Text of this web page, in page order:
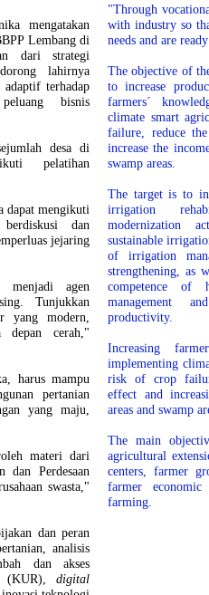
mengatakan
Lembang di
dari strategi
lahirnya
terhadap
bisnis
desa di
pelatihan
dapat mengikuti
dan
jejaring
menjadi agen
Tunjukkan
yang modern,
depan cerah,"
harus mampu
pertanian
yang maju,
materi dari
dan Perdesaan
swasta,"
dan peran
analisis
dan akses
(KUR), digital
"Through
with industry so
needs and are
The objective of
to increase
farmers´
climate smart
failure, reduce
increase the
swamp areas.
The target is to
irrigation
modernization
sustainable
of irrigation
strengthening, as
competence of
management
productivity.
Increasing
implementing
risk of crop
effect and
areas and swamp
The main
agricultural
centers, farmer
farmer economic
farming.